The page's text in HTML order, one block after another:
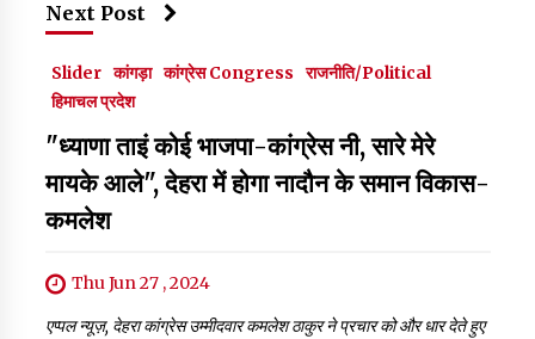
Next Post
Slider कांगड़ा कांग्रेस Congress राजनीति/Political
हिमाचल प्रदेश
"ध्याणा ताइं कोई भाजपा-कांग्रेस नी, सारे मेरे
मायके आले", देहरा में होगा नादौन के समान विकास-
कमलेश
Thu Jun 27 , 2024
एप्पल न्यूज़, देहरा कांग्रेस उम्मीदवार कमलेश ठाकुर ने प्रचार को और धार देते हुए